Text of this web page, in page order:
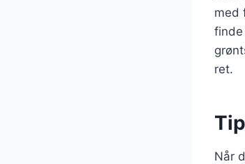
med
finde
ret.
Når